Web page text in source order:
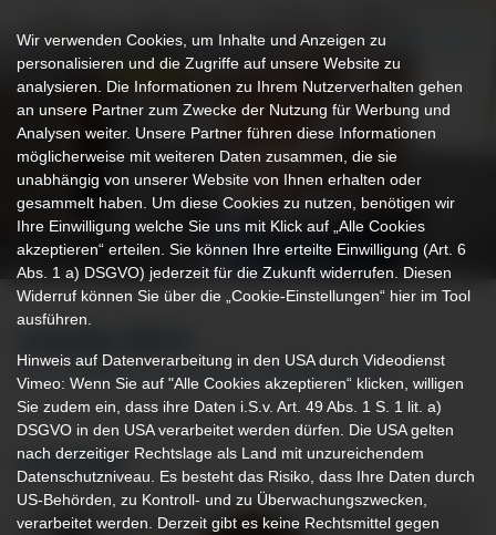
IM FACHBEREICH ALLGEMEINE INNERE MEDIZIN
CHEFARZT
Wir verwenden Cookies, um Inhalte und Anzeigen zu
personalisieren und die Zugriffe auf unsere Website zu
analysieren. Die Informationen zu Ihrem Nutzerverhalten gehen
an unsere Partner zum Zwecke der Nutzung für Werbung und
Analysen weiter. Unsere Partner führen diese Informationen
möglicherweise mit weiteren Daten zusammen, die sie
unabhängig von unserer Website von Ihnen erhalten oder
gesammelt haben. Um diese Cookies zu nutzen, benötigen wir
Ihre Einwilligung welche Sie uns mit Klick auf „Alle Cookies
akzeptieren“ erteilen. Sie können Ihre erteilte Einwilligung (Art. 6
Abs. 1 a) DSGVO) jederzeit für die Zukunft widerrufen. Diesen
Widerruf können Sie über die „Cookie-Einstellungen“ hier im Tool
ausführen.
Hinweis auf Datenverarbeitung in den USA durch Videodienst
Vimeo: Wenn Sie auf "Alle Cookies akzeptieren“ klicken, willigen
Sie zudem ein, dass ihre Daten i.S.v. Art. 49 Abs. 1 S. 1 lit. a)
DSGVO in den USA verarbeitet werden dürfen. Die USA gelten
nach derzeitiger Rechtslage als Land mit unzureichendem
Datenschutzniveau. Es besteht das Risiko, dass Ihre Daten durch
US-Behörden, zu Kontroll- und zu Überwachungszwecken,
verarbeitet werden. Derzeit gibt es keine Rechtsmittel gegen